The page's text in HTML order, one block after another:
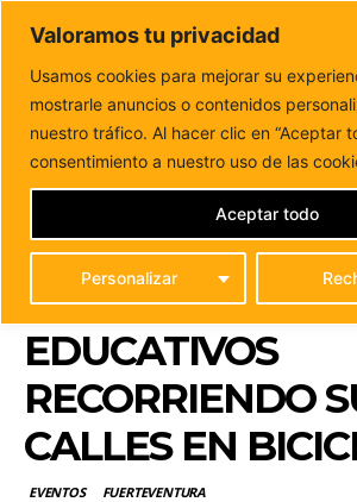
Valoramos tu privacidad
Usamos cookies para mejorar su
mostrarle anuncios o contenidos
nuestro tráfico. Al hacer clic en “Aceptar
consentimiento a nuestro uso de las
Personalizar
Aceptar todo
DUNAS FM
Tu informacion de forma
Inicio EVENTOS
Corralejo celebra el
Coche con alumnos de centros
CORRALEJO
EL DÍA MUNDIAL
COCHE CON
DE CENTROS
EDUCATIVOS
RECORRIENDO
CALLES EN
EVENTOS FUERTEVENTURA